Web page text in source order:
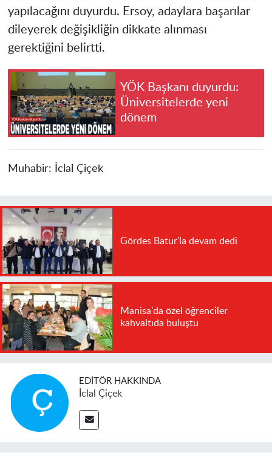
yapılacağını duyurdu. Ersoy, adaylara başarılar
dileyerek değişikliğin dikkate alınması
gerektiğini belirtti.
YÖK Başkanı duyurdu:
Üniversitelerde yeni
dönem
Muhabir: İclal Çiçek
Gördes Batur'la devam dedi
Manisa'da özel öğrenciler
kahvaltıda buluştu
EDITÖR HAKKINDA
İclal Çiçek